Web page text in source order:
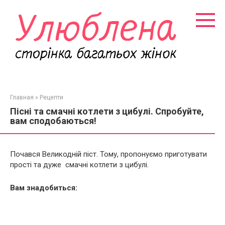
контенту
Главная » Рецепти
Пісні та смачні котлети з цибулі. Спробуйте,
вам сподобаються!
Почався Великодній піст. Тому, пропонуємо приготувати
прості та дуже смачні котлети з цибулі.
Вам знадобиться: